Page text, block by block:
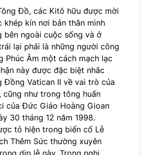
Đồ, các Kitô hữu được mời
khép kín nơi bản thân mình
bên ngoài cuộc sống và ở
lại phải là những người công
Phúc Âm một cách mạch lạc
này được đặc biệt nhắc
Đồng Vatican II về vai trò của
cũng như trong tông huấn
của Đức Giáo Hoàng Gioan
30 tháng 12 năm 1998.
tỏ hiện trong biến cố Lễ
Thêm Sức thường xuyên